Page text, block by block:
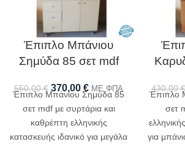
Έπιπλο Μπάνιου
Σημύδα 85 σετ mdf
550,00€ 370,00 € ΜΕ ΦΠΑ
Έπιπλο Μπάνιου Σημύδα 85
σετ mdf με συρτάρια και
καθρέπτη ελληνικής
κατασκευής ιδανικό για μεγάλα
430,00€
Έπιπλο
σετ
για